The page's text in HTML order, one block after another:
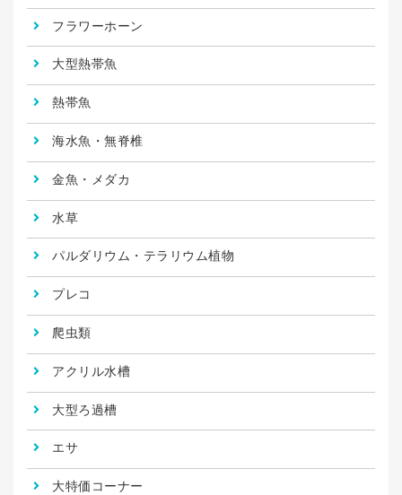
フラワーホーン
大型熱帯魚
熱帯魚
海水魚・無脊椎
金魚・メダカ
水草
パルダリウム・テラリウム植物
プレコ
爬虫類
アクリル水槽
大型ろ過槽
エサ
大特価コーナー